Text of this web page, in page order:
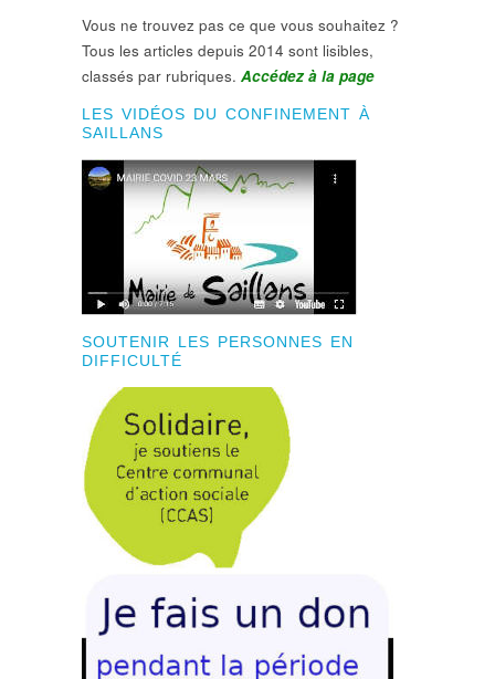
Vous ne trouvez pas ce que vous souhaitez ?
Tous les articles depuis 2014 sont lisibles,
classés par rubriques. Accédez à la page
LES VIDÉOS DU CONFINEMENT À
SAILLANS
SOUTENIR LES PERSONNES EN
DIFFICULTÉ